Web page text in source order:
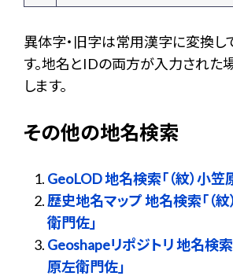
異体字・旧字は常用漢字に変換し
す。地名とIDの両方が入力された
します。
その他の地名検索
GeoLOD 地名検索「（紋）小笠
歴史地名マップ 地名検索「（
衛門佐」
Geoshapeリポジトリ 地名検索
原左衛門佐」